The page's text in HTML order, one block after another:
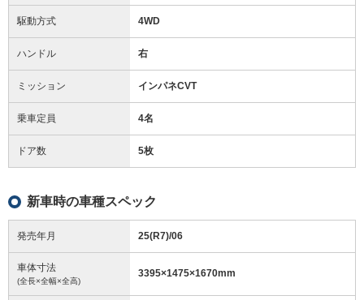
駆動方式 4WD
ハンドル 右
ミッション インパネCVT
乗車定員 4名
ドア数 5枚
新車時の車種スペック
発売年月 25(R7)/06
車体寸法
(全長×全幅×全高)
3395×1475×1670mm